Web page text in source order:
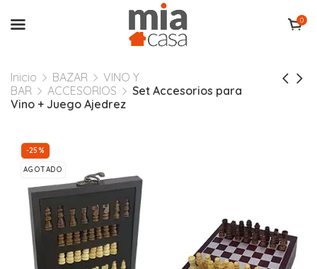
0
Inicio BAZAR
VINO Y
BAR
ACCESORIOS
Set Accesorios para
Vino + Juego Ajedrez
-25%
AGOTADO